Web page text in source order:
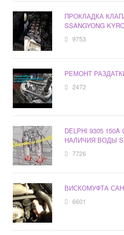
ПРОКЛАДКА
SSANGYONG
9753
РЕМОНТ
2472
DELPHI 9305
НАЛИЧИЯ ВОДЫ
7726
ВИСКОМУФТА
6601